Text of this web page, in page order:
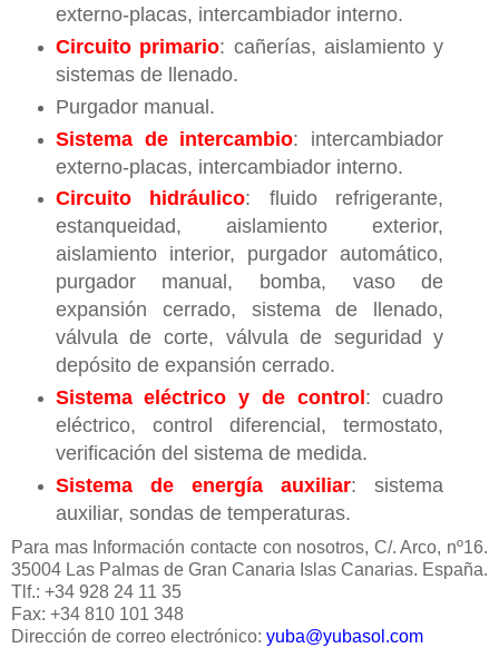
externo-placas, intercambiador interno.
Circuito primario: cañerías, aislamiento y
sistemas de llenado.
Purgador manual.
Sistema de intercambio: intercambiador
externo-placas, intercambiador interno.
Circuito hidráulico: fluido refrigerante,
estanqueidad, aislamiento exterior,
aislamiento interior, purgador automático,
purgador manual, bomba, vaso de
expansión cerrado, sistema de llenado,
válvula de corte, válvula de seguridad y
depósito de expansión cerrado.
Sistema eléctrico y de control : cuadro
eléctrico, control diferencial, termostato,
verificación del sistema de medida.
Sistema de energía auxiliar: sistema
auxiliar, sondas de temperaturas.
Para mas Información contacte con nosotros, C/. Arco, nº16.
35004 Las Palmas de Gran Canaria Islas Canarias. España.
Tlf.: +34 928 24 11 35
Fax: +34 810 101 348
Dirección de correo electrónico: yuba@yubasol.com